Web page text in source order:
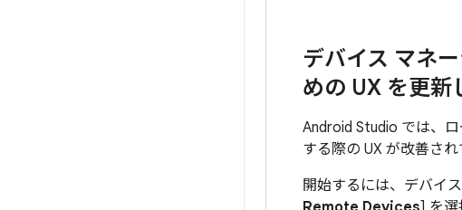
デバイス マネ
めの UX を更新
Android Studio では、
する際の UX が改善され
開始するには、デバイ